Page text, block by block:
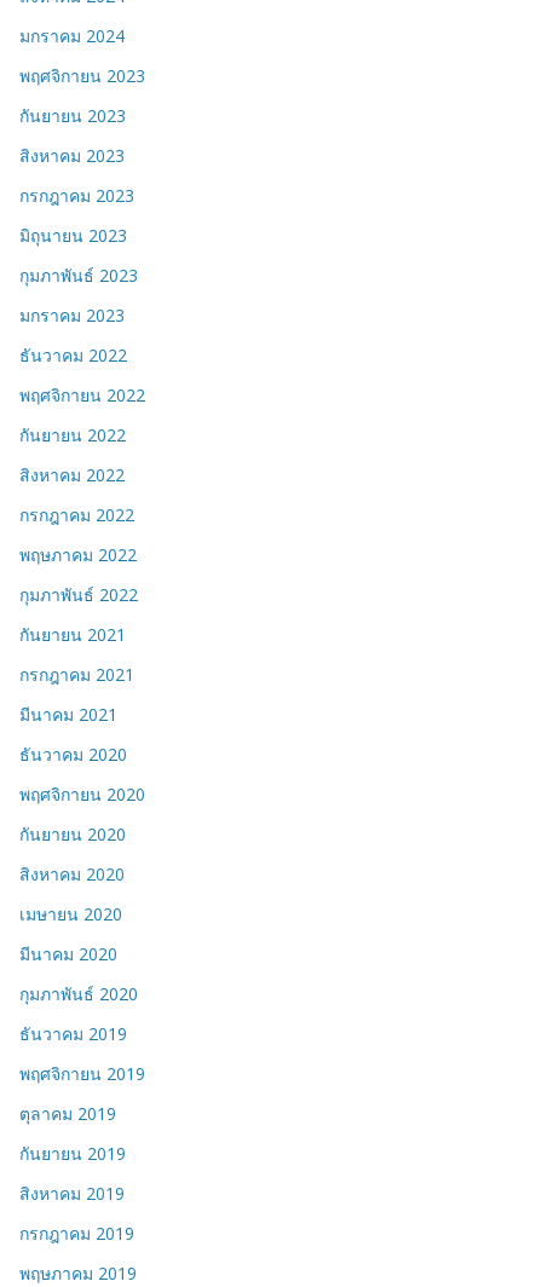
มกราคม 2024
พฤศจิกายน 2023
กันยายน 2023
สิงหาคม 2023
กรกฎาคม 2023
มิถุนายน 2023
กุมภาพันธ์ 2023
มกราคม 2023
ธันวาคม 2022
พฤศจิกายน 2022
กันยายน 2022
สิงหาคม 2022
กรกฎาคม 2022
พฤษภาคม 2022
กุมภาพันธ์ 2022
กันยายน 2021
กรกฎาคม 2021
มีนาคม 2021
ธันวาคม 2020
พฤศจิกายน 2020
กันยายน 2020
สิงหาคม 2020
เมษายน 2020
มีนาคม 2020
กุมภาพันธ์ 2020
ธันวาคม 2019
พฤศจิกายน 2019
ตุลาคม 2019
กันยายน 2019
สิงหาคม 2019
กรกฎาคม 2019
พฤษภาคม 2019